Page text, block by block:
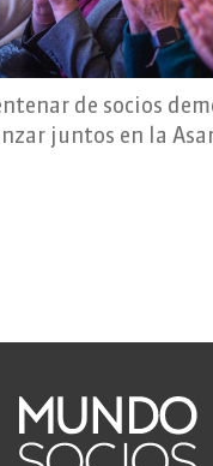
de socios
juntos en la